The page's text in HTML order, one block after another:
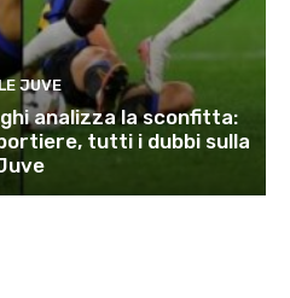
JUVE
analizza la sconfitta:
tutti i dubbi sulla